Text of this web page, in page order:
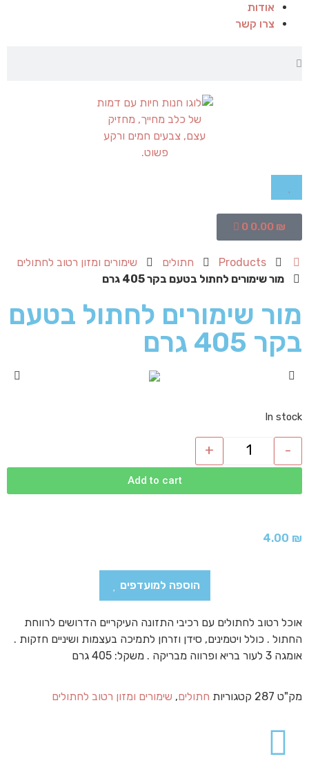
אודות
צרו קשר
0.00 ₪
0
Products חתולים
שימורים ומזון רטוב לחתולים
מור שימורים לחתול בטעם בקר 405 גרם
מור שימורים לחתול בטעם
בקר 405 גרם
In stock
-
+
Add to cart
4.00 ₪
הוספה למועדפים
אוכל רטוב לחתולים עם רכיבי התזונה העיקריים הדרושים לרווחת
החתול . כולל ויטמינים, סידן וזרחן לתמיכה בעצמות ושיניים חזקות .
אומגה 3 לעור בריא ופרווה מבריקה . משקל: 405 גרם
מק"ט 287 קטגוריות חתולים, שימורים ומזון רטוב לחתולים